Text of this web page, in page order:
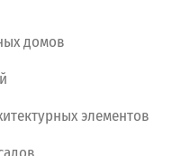
домов
элементов